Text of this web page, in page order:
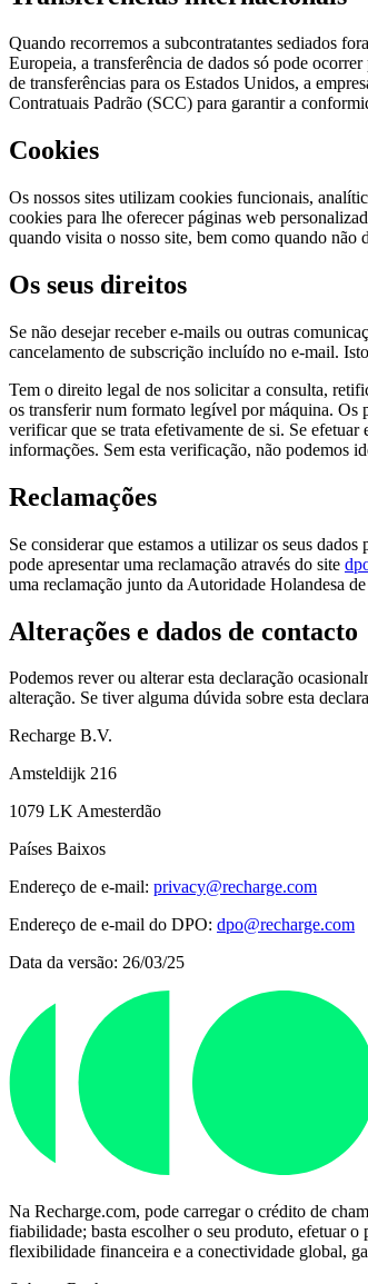
Quando recorremos a subcontratantes sediados
Europeia, a transferência de dados só pode
de transferências para os Estados Unidos, a
Contratuais Padrão (SCC) para garantir a
Cookies
Os nossos sites utilizam cookies funcionais,
cookies para lhe oferecer páginas web
quando visita o nosso site, bem como quando não
Os seus direitos
Se não desejar receber e-mails ou outras
cancelamento de subscrição incluído no e-mail.
Tem o direito legal de nos solicitar a consulta,
os transferir num formato legível por máquina. Os
verificar que se trata efetivamente de si. Se efetuar
informações. Sem esta verificação, não podemos
Reclamações
Se considerar que estamos a utilizar os seus
pode apresentar uma reclamação através do site
uma reclamação junto da Autoridade Holandesa
Alterações e dados de contacto
Podemos rever ou alterar esta declaração
alteração. Se tiver alguma dúvida sobre esta
Recharge B.V.
Amsteldijk 216
1079 LK Amesterdão
Países Baixos
Endereço de e-mail: privacy@recharge.com
Endereço de e-mail do DPO: dpo@recharge.com
Data da versão: 26/03/25
Na Recharge.com, pode carregar o crédito de
fiabilidade; basta escolher o seu produto, efetuar
flexibilidade financeira e a conectividade global,